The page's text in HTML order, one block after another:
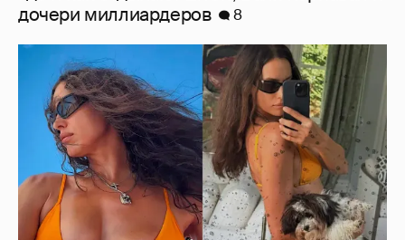
Ирина Шейк показала фигуру в бикини